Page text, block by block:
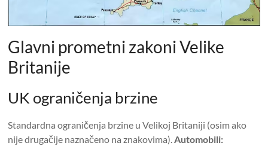
Glavni prometni zakoni Velike
Britanije
UK ograničenja brzine
Standardna ograničenja brzine u Velikoj Britaniji (osim ako
nije drugačije naznačeno na znakovima).Automobili: